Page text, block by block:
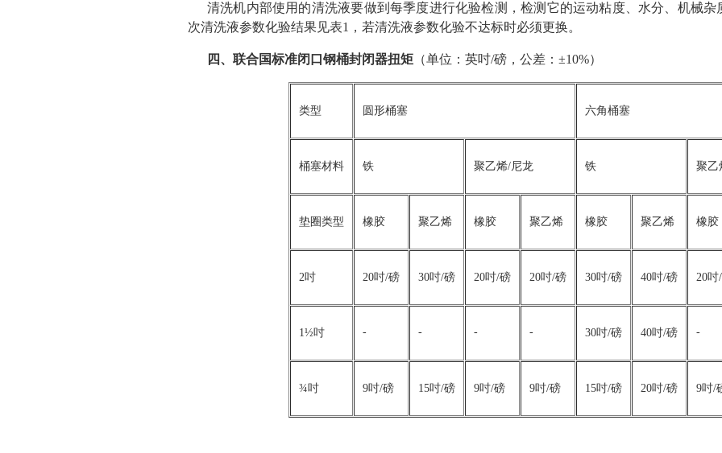
清洗机内部使用的清洗液要做到每季度进行化验检测，检测它的运动粘度、水分、机械
次清洗液参数化验结果见表1，若清洗液参数化验不达标时必须更换。
四、联合国标准闭口钢桶封闭器扭矩 （单位：英吋/磅，公差：±10%）
类型 圆形桶塞 六角桶塞
桶塞材料 铁 聚乙烯/尼龙 铁 聚乙
垫圈类型 橡胶 聚乙烯 橡胶 聚乙烯 橡胶 聚乙烯 橡胶
2吋 20吋/磅 30吋/磅 20吋/磅 20吋/磅 30吋/磅 40吋/磅 20吋
1½吋 - - - - 30吋/磅 40吋/磅 -
¾吋 9吋/磅 15吋/磅 9吋/磅 9吋/磅 15吋/磅 20吋/磅 9吋/